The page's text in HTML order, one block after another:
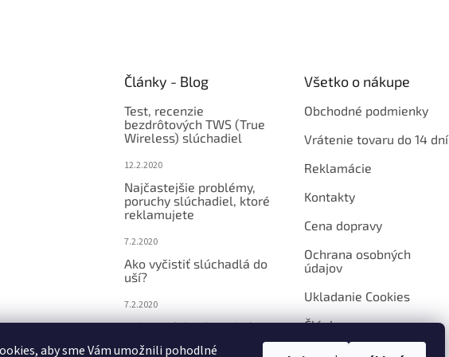
aby sme Vám umožnili pohodlné
Články - Blog
Test, recenzie
bezdrôtových TWS (True
Wireless) slúchadiel
12.2.2020
Najčastejšie problémy,
poruchy slúchadiel, ktoré
reklamujete
7.2.2020
Ako vyčistiť slúchadlá do
uší?
7.2.2020
Jedno slúchadlo nehrá
prípadov má jednoduché
Všetko o nákupe
Obchodné podmienky
Vrátenie tovaru do 14 dní
Reklamácie
Kontakty
Cena dopravy
Ochrana osobných
údajov
Ukladanie Cookies
Články